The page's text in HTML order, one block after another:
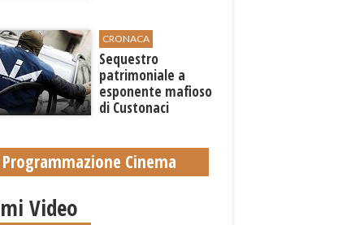
CRONACA
Sequestro
patrimoniale a
esponente mafioso
di Custonaci
Programmazione Cinema
Video